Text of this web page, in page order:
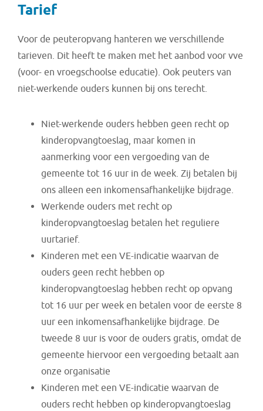
Tarief
Voor de peuteropvang hanteren we verschillende
tarieven. Dit heeft te maken met het aanbod voor vve
(voor- en vroegschoolse educatie). Ook peuters van
niet-werkende ouders kunnen bij ons terecht.
Niet-werkende ouders hebben geen recht op
kinderopvangtoeslag, maar komen in
aanmerking voor een vergoeding van de
gemeente tot 16 uur in de week. Zij betalen bij
ons alleen een inkomensafhankelijke bijdrage.
Werkende ouders met recht op
kinderopvangtoeslag betalen het reguliere
uurtarief.
Kinderen met een VE-indicatie waarvan de
ouders geen recht hebben op
kinderopvangtoeslag hebben recht op opvang
tot 16 uur per week en betalen voor de eerste 8
uur een inkomensafhankelijke bijdrage. De
tweede 8 uur is voor de ouders gratis, omdat de
gemeente hiervoor een vergoeding betaalt aan
onze organisatie
Kinderen met een VE-indicatie waarvan de
ouders recht hebben op kinderopvangtoeslag